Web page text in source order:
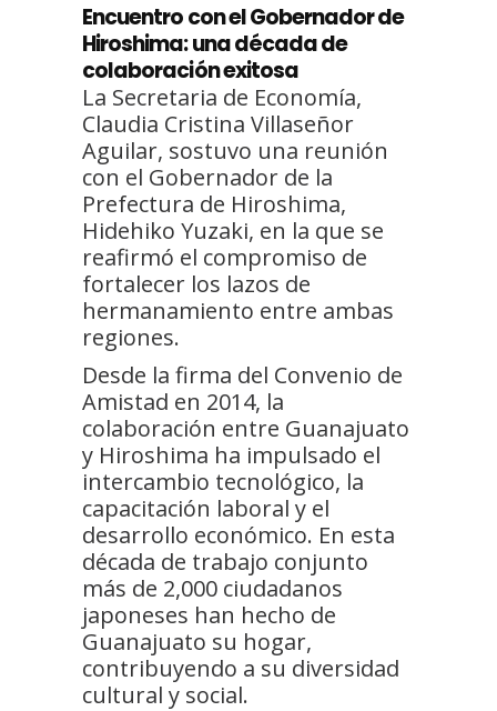
Encuentro con el Gobernador de
Hiroshima: una década de
colaboración exitosa
La Secretaria de Economía,
Claudia Cristina Villaseñor
Aguilar, sostuvo una reunión
con el Gobernador de la
Prefectura de Hiroshima,
Hidehiko Yuzaki, en la que se
reafirmó el compromiso de
fortalecer los lazos de
hermanamiento entre ambas
regiones.
Desde la firma del Convenio de
Amistad en 2014, la
colaboración entre Guanajuato
y Hiroshima ha impulsado el
intercambio tecnológico, la
capacitación laboral y el
desarrollo económico. En esta
década de trabajo conjunto
más de 2,000 ciudadanos
japoneses han hecho de
Guanajuato su hogar,
contribuyendo a su diversidad
cultural y social.